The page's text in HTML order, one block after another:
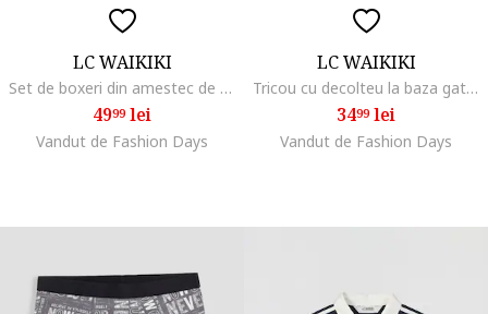
LC WAIKIKI
Set de boxeri din amestec de bumbac - 3 perechi, Alb/Verde/Bleumarin
4999lei
Vandut de Fashion Days
LC WAIKIKI
Tricou cu decolteu la baza gatului si model in dungi, Alb/Verde
3499lei
Vandut de Fashion Days